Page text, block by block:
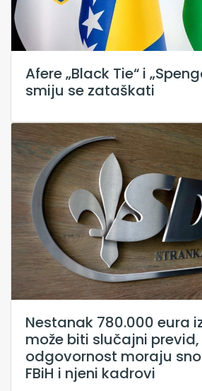
Afere „Black Tie“ i
smiju se zataškati
Nestanak 780.000 eura
može biti slučajni previd,
odgovornost moraju
FBiH i njeni kadrovi